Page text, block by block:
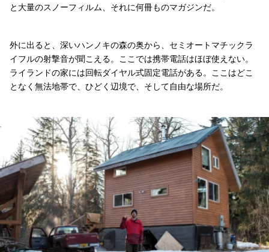
と大量のスノーフィルム、それに何冊ものマガジンだ。
外に出ると、深いハンノキの森の奥から、セミオートマチックラ
イフルの射撃音が聞こえる。ここでは携帯電話はほぼ使えない。
ライランドの家には回転ダイヤル式固定電話がある。ここはどこ
となく無法地帯で、ひどく辺境で、そして自由な場所だ。